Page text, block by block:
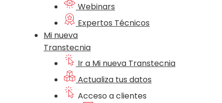
Webinars
Expertos Técnicos
Mi nueva
Transtecnia
Ir a Mi nueva Transtecnia
Actualiza tus datos
Acceso a clientes